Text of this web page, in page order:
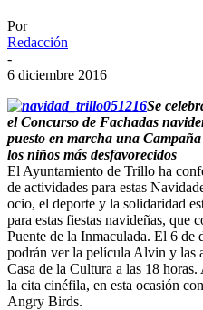
Por
Redacción
-
6 diciembre 2016
Se
el Concurso de Fachadas
puesto en marcha una
los niños más desfavorecidos
El Ayuntamiento de Trillo ha
de actividades para estas
ocio, el deporte y la solidaridad
para estas fiestas navideñas, que
Puente de la Inmaculada. El 6 de
podrán ver la película Alvin y las
Casa de la Cultura a las 18
la cita cinéfila, en esta ocasión
Angry Birds.